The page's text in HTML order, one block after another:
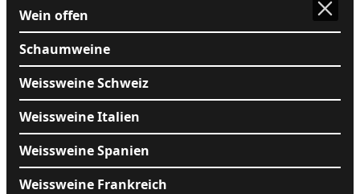
2017
Weingut Böheim
Arbesthal
Shiraz und Blaufränkisch
Magnum The Wine Cuvée
2016
Weingut Scheiblhofer
Burgenland
Wein offen
Schaumweine
Weissweine Schweiz
Weissweine Italien
Weissweine Spanien
Weissweine Frankreich